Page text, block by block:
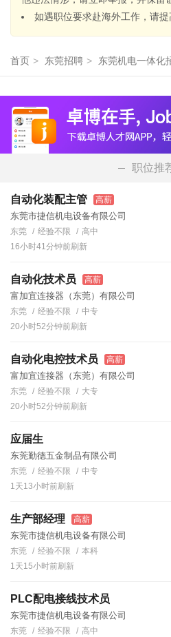
如遇职位要求赴海外工作，请提
首页 > 东莞招聘 > 东莞机电一体化
职位推
自动化装配主管 高薪
东莞市捷信机电设备有限公司
东莞 经验不限
高中
16小时41分钟前刷新
自动化技术员 高薪
富加宜连接器（东莞）有限公司
东莞 经验不限
中专
20小时52分钟前刷新
自动化电控技术员 高薪
富加宜连接器（东莞）有限公司
东莞 经验不限
大专
20小时52分钟前刷新
应届生
东莞勤德五金制品有限公司
东莞 经验不限
中专
1天13小时前刷新
生产部经理 高薪
东莞市捷信机电设备有限公司
东莞 经验不限
本科
1天15小时前刷新
PLC配电接线技术员
东莞市捷信机电设备有限公司
东莞 经验不限 高中